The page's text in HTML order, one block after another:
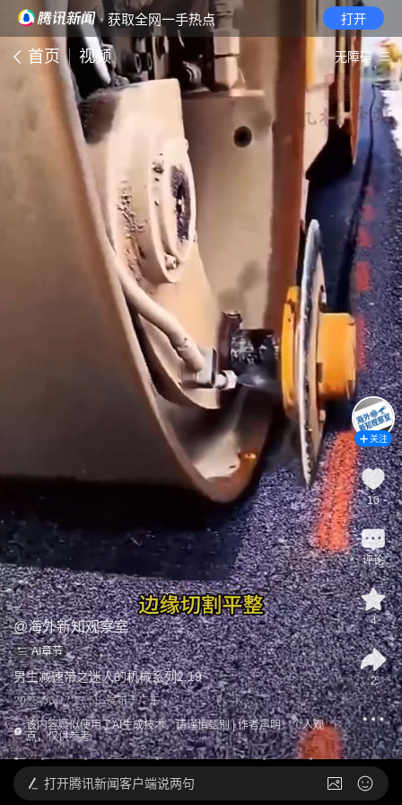
· 获取全网一手热点 打开
首页 视频 无障碍
@海外新知观察室
AI章节
男生减速带之迷人的机械系列2.19
2026-06-17 21:58 发布于广东
该内容疑似使用了AI生成技术，请谨慎甄别 | 作者声明：个人观
点，仅供参考
关注
10
评论
4
2
打开腾讯新闻客户端说两句